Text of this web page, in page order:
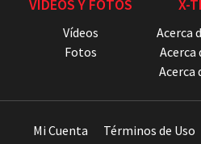
VÍDEOS Y FOTOS
Vídeos
Fotos
X-
Acerca
Acerca
Acerca
Mi Cuenta Términos de Uso